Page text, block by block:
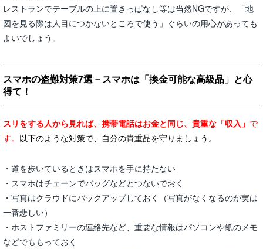
レストランでテーブルの上に置きっぱなし等は当然NGですが、「地
図を見る際は人目につかないところで使う」ぐらいの用心があっても
よいでしょう。
スマホの盗難対策7選－スマホは「換金可能な高級品」と心
得て！
スリをする人から見れば、携帯電話はお金と同じ、貴重な「収入」 で
す。 以下のような対策で、自分の貴重品を守りましょう。
・道を歩いているときはスマホを手に持たない
・スマホはチェーンでバッグなどとつないでおく
・写真はクラウドにバックアップしておく（写真がなくなるのが実は
一番悲しい）
・ホストファミリーの連絡先など、重要な情報はパソコンや紙のメモ
などでももっておく